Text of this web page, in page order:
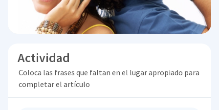
Actividad
Coloca las frases que faltan en el lugar apropiado para
completar el artículo